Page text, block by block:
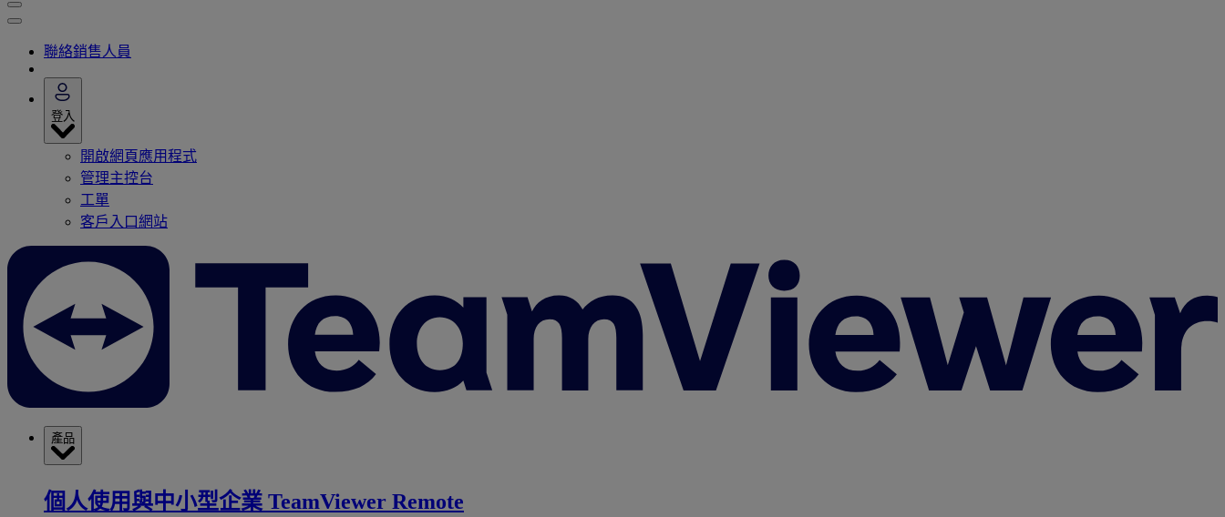
聯絡銷售人員
登入
開啟網頁應用程式
管理主控台
工單
客戶入口網站
產品
個人使用與中小型企業 TeamViewer Remote